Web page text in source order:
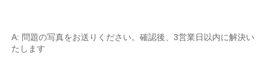
A: 問題の写真をお送りください。確認後、3営業日以内に解決い
たします